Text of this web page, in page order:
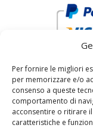
Per fornire le migliori
per memorizzare e/o
consenso a queste
comportamento di
acconsentire o ritirare
caratteristiche e
reCAPTCHA